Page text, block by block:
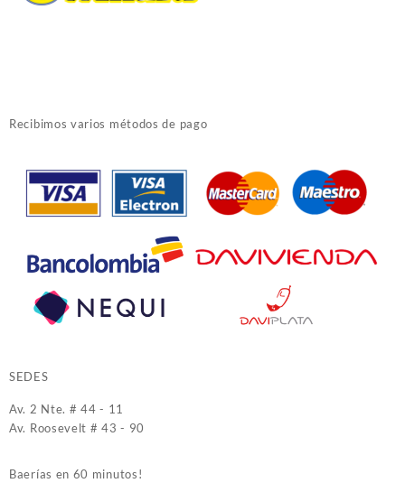
Recibimos varios métodos de pago
SEDES
Av. 2 Nte. # 44 - 11
Av. Roosevelt # 43 - 90
Baerías en 60 minutos!